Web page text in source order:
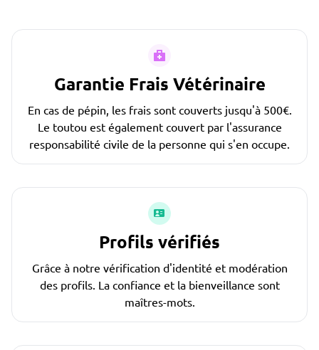
Garantie Frais Vétérinaire
En cas de pépin, les frais sont couverts jusqu'à 500€.
Le toutou est également couvert par l'assurance
responsabilité civile de la personne qui s'en occupe.
Profils vérifiés
Grâce à notre vérification d'identité et modération
des profils. La confiance et la bienveillance sont
maîtres-mots.